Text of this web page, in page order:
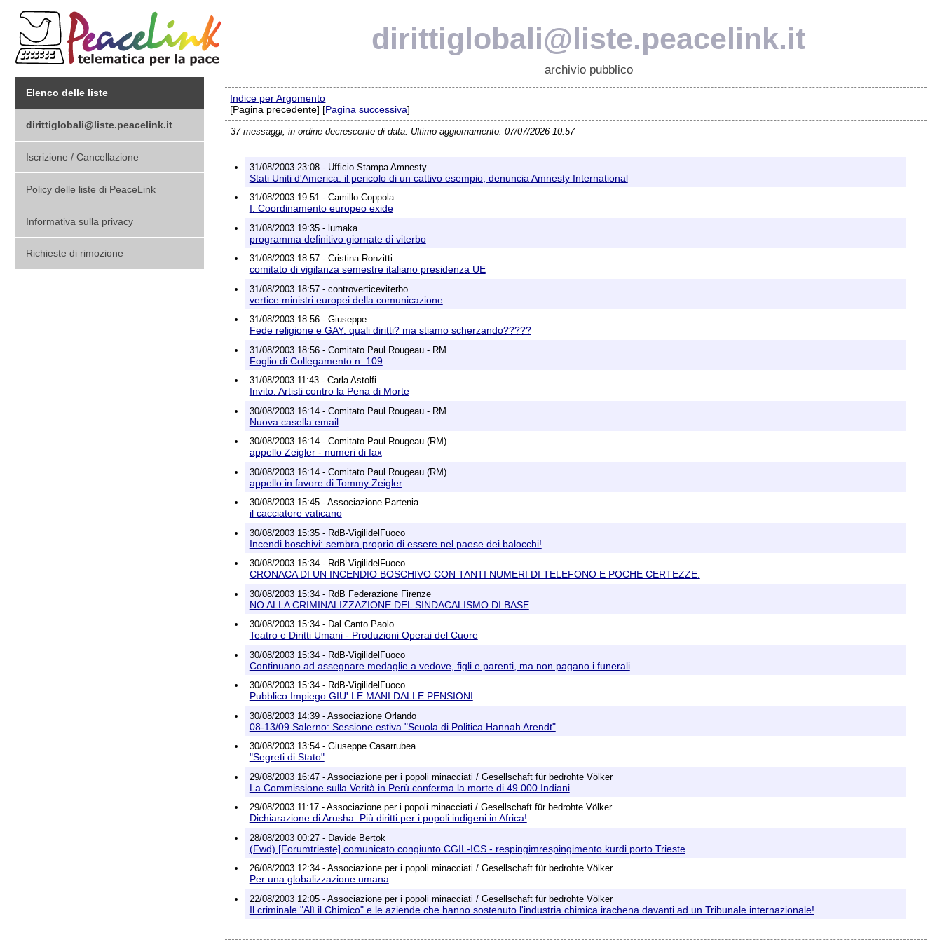
dirittiglobali@liste.peacelink.it
archivio pubblico
Elenco delle liste
dirittiglobali@liste.peacelink.it
Iscrizione / Cancellazione
Policy delle liste di PeaceLink
Informativa sulla privacy
Richieste di rimozione
Indice per Argomento
[Pagina precedente] [Pagina successiva]
37 messaggi, in ordine decrescente di data. Ultimo aggiornamento: 07/07/2026 10:57
31/08/2003 23:08 - Ufficio Stampa Amnesty
Stati Uniti d'America: il pericolo di un cattivo esempio, denuncia Amnesty International
31/08/2003 19:51 - Camillo Coppola
I: Coordinamento europeo exide
31/08/2003 19:35 - lumaka
programma definitivo giornate di viterbo
31/08/2003 18:57 - Cristina Ronzitti
comitato di vigilanza semestre italiano presidenza UE
31/08/2003 18:57 - controverticeviterbo
vertice ministri europei della comunicazione
31/08/2003 18:56 - Giuseppe
Fede religione e GAY: quali diritti? ma stiamo scherzando?????
31/08/2003 18:56 - Comitato Paul Rougeau - RM
Foglio di Collegamento n. 109
31/08/2003 11:43 - Carla Astolfi
Invito: Artisti contro la Pena di Morte
30/08/2003 16:14 - Comitato Paul Rougeau - RM
Nuova casella email
30/08/2003 16:14 - Comitato Paul Rougeau (RM)
appello Zeigler - numeri di fax
30/08/2003 16:14 - Comitato Paul Rougeau (RM)
appello in favore di Tommy Zeigler
30/08/2003 15:45 - Associazione Partenia
il cacciatore vaticano
30/08/2003 15:35 - RdB-VigilidelFuoco
Incendi boschivi: sembra proprio di essere nel paese dei balocchi!
30/08/2003 15:34 - RdB-VigilidelFuoco
CRONACA DI UN INCENDIO BOSCHIVO CON TANTI NUMERI DI TELEFONO E POCHE CERTEZZE.
30/08/2003 15:34 - RdB Federazione Firenze
NO ALLA CRIMINALIZZAZIONE DEL SINDACALISMO DI BASE
30/08/2003 15:34 - Dal Canto Paolo
Teatro e Diritti Umani - Produzioni Operai del Cuore
30/08/2003 15:34 - RdB-VigilidelFuoco
Continuano ad assegnare medaglie a vedove, figli e parenti, ma non pagano i funerali
30/08/2003 15:34 - RdB-VigilidelFuoco
Pubblico Impiego GIU' LE MANI DALLE PENSIONI
30/08/2003 14:39 - Associazione Orlando
08-13/09 Salerno: Sessione estiva "Scuola di Politica Hannah Arendt"
30/08/2003 13:54 - Giuseppe Casarrubea
"Segreti di Stato"
29/08/2003 16:47 - Associazione per i popoli minacciati / Gesellschaft für bedrohte Völker
La Commissione sulla Verità in Perù conferma la morte di 49.000 Indiani
29/08/2003 11:17 - Associazione per i popoli minacciati / Gesellschaft für bedrohte Völker
Dichiarazione di Arusha. Più diritti per i popoli indigeni in Africa!
28/08/2003 00:27 - Davide Bertok
(Fwd) [Forumtrieste] comunicato congiunto CGIL-ICS - respingimrespingimento kurdi porto Trieste
26/08/2003 12:34 - Associazione per i popoli minacciati / Gesellschaft für bedrohte Völker
Per una globalizzazione umana
22/08/2003 12:05 - Associazione per i popoli minacciati / Gesellschaft für bedrohte Völker
Il criminale "Alì il Chimico" e le aziende che hanno sostenuto l'industria chimica irachena davanti ad un Tribunale internazionale!